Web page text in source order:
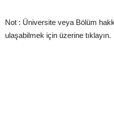
Not : Üniversite veya Bölüm
ulaşabilmek için üzerine tıklayın.